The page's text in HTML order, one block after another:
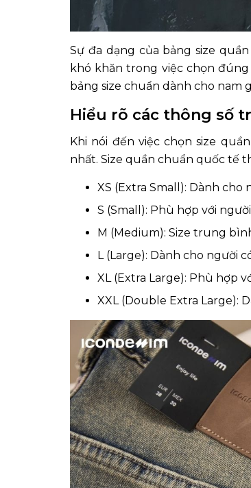
Sự đa dạng của bảng size
khó khăn trong việc chọn đúng
bảng size chuẩn dành cho nam
Hiểu rõ các thông số
Khi nói đến việc chọn size
nhất. Size quần chuẩn quốc tế
XS (Extra Small): Dành
S (Small): Phù hợp với
M (Medium): Size trung
L (Large): Dành cho người
XL (Extra Large): Phù hợp
XXL (Double Extra Large):